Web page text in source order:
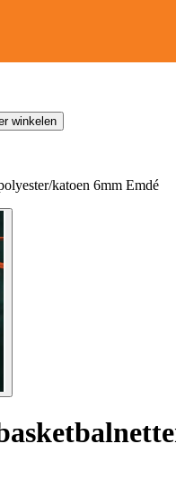
winkelen
katoen 6mm Emdé